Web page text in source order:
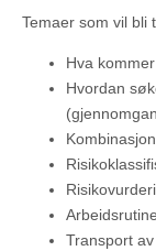
Temaer som vil bli
Hva
Hvordan
Transport